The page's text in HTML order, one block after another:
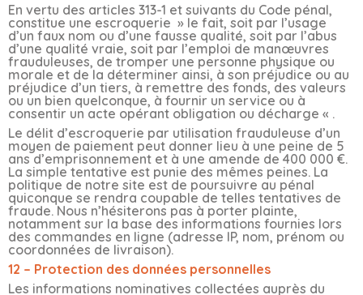
En vertu des articles 313-1 et suivants du Code pénal,
constitue une escroquerie » le fait, soit par l’usage
d’un faux nom ou d’une fausse qualité, soit par l’abus
d’une qualité vraie, soit par l’emploi de manœuvres
frauduleuses, de tromper une personne physique ou
morale et de la déterminer ainsi, à son préjudice ou au
préjudice d’un tiers, à remettre des fonds, des valeurs
ou un bien quelconque, à fournir un service ou à
consentir un acte opérant obligation ou décharge « .
Le délit d’escroquerie par utilisation frauduleuse d’un
moyen de paiement peut donner lieu à une peine de 5
ans d’emprisonnement et à une amende de 400 000 €.
La simple tentative est punie des mêmes peines. La
politique de notre site est de poursuivre au pénal
quiconque se rendra coupable de telles tentatives de
fraude. Nous n’hésiterons pas à porter plainte,
notamment sur la base des informations fournies lors
des commandes en ligne (adresse IP, nom, prénom ou
coordonnées de livraison).
12 – Protection des données personnelles
Les informations nominatives collectées auprès du